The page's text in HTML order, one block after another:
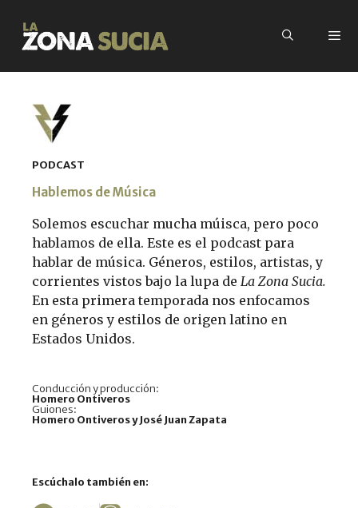
PODCAST
Hablemos de Música
Solemos escuchar mucha múisca, pero poco
hablamos de ella. Este es el podcast para
hablar de música. Géneros, estilos, artistas, y
corrientes vistos bajo la lupa de La Zona Sucia.
En esta primera temporada nos enfocamos
en géneros y estilos de origen latino en
Estados Unidos.
Conducción y producción:
Homero Ontiveros
Guiones:
Homero Ontiveros y José Juan Zapata
Escúchalo también en: